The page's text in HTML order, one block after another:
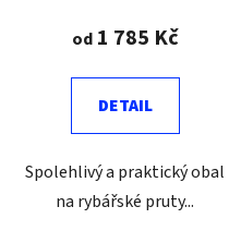
od1 785 Kč
DETAIL
Spolehlivý a praktický obal
na rybářské pruty...